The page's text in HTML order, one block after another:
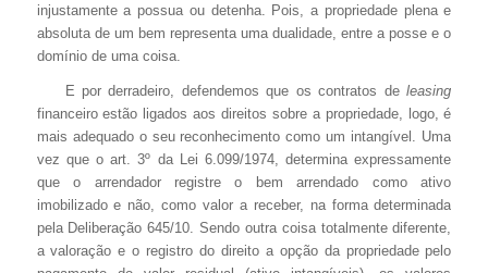
injustamente a possua ou detenha. Pois, a propriedade plena e
absoluta de um bem representa uma dualidade, entre a posse e o
domínio de uma coisa.
E por derradeiro, defendemos que os contratos deleasing
financeiro estão ligados aos direitos sobre a propriedade, logo, é
mais adequado o seu reconhecimento como um intangível. Uma
vez que o art. 3º da Lei 6.099/1974, determina expressamente
que o arrendador registre o bem arrendado como ativo
imobilizado e não, como valor a receber, na forma determinada
pela Deliberação 645/10. Sendo outra coisa totalmente diferente,
a valoração e o registro do direito a opção da propriedade pelo